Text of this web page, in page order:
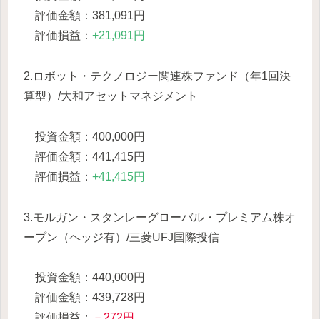
評価金額：381,091円
評価損益： +21,091円
2.ロボット・テクノロジー関連株ファンド（年1回決
算型）/大和アセットマネジメント
投資金額：400,000円
評価金額：441,415円
評価損益： +41,415円
3.モルガン・スタンレーグローバル・プレミアム株オ
ープン（ヘッジ有）/三菱UFJ国際投信
投資金額：440,000円
評価金額：439,728円